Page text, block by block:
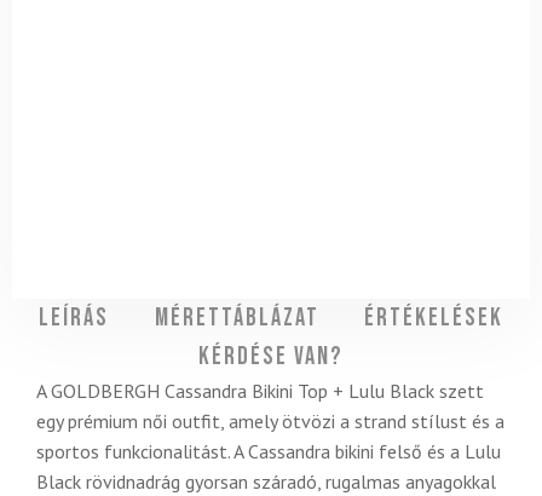
Leírás Mérettáblázat
Értékelések
Kérdése van?
A GOLDBERGH Cassandra Bikini Top + Lulu Black szett
egy prémium női outfit, amely ötvözi a strand stílust és a
sportos funkcionalitást. A Cassandra bikini felső és a Lulu
Black rövidnadrág gyorsan száradó, rugalmas anyagokkal